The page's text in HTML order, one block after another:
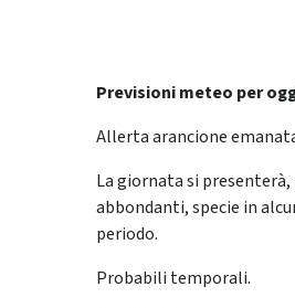
Previsioni meteo per
Allerta arancione
La giornata si
abbondanti, specie in
periodo.
Probabili temporali.